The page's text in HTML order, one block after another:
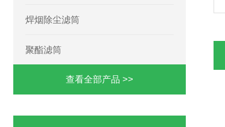
焊烟除尘滤筒
聚酯滤筒
查看全部产品 >>